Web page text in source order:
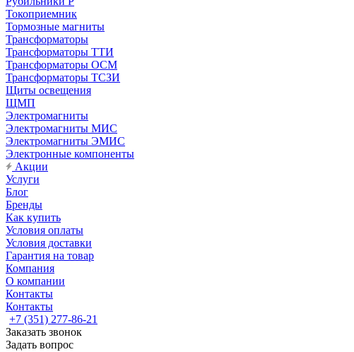
Токоприемник
Тормозные магниты
Трансформаторы
Трансформаторы ТТИ
Трансформаторы ОСМ
Трансформаторы ТСЗИ
Щиты освещения
ЩМП
Электромагниты
Электромагниты МИС
Электромагниты ЭМИС
Электронные компоненты
Акции
Услуги
Блог
Бренды
Как купить
Условия оплаты
Условия доставки
Гарантия на товар
Компания
О компании
Контакты
Контакты
+7 (351) 277-86-21
Заказать звонок
Задать вопрос